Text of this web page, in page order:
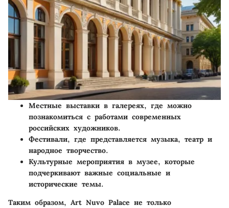
Местные выставки в галереях, где можно
познакомиться с работами современных
российских художников.
Фестивали, где представляется музыка, театр и
народное творчество.
Культурные мероприятия в музее, которые
подчеркивают важные социальные и
исторические темы.
Таким образом, Art Nuvo Palace не только